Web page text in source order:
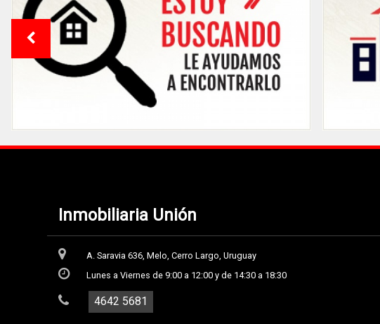
Inmobiliaria Unión
A. Saravia 636, Melo, Cerro Largo, Uruguay
Lunes a Viernes de 9:00 a 12:00 y de 14:30 a 18:30
4642 5681